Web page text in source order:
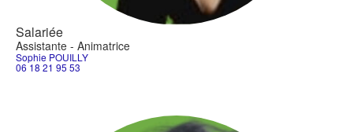
Salariée
Assistante - Animatrice
Sophie POUILLY
06 18 21 95 53